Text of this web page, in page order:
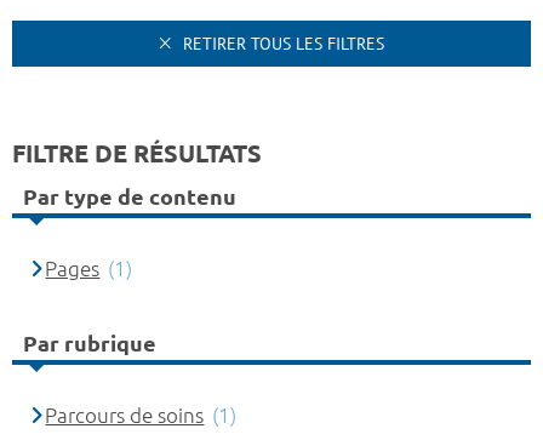
RETIRER TOUS LES FILTRES
FILTRE DE RÉSULTATS
Par type de contenu
Pages (1)
Par rubrique
Parcours de soins (1)